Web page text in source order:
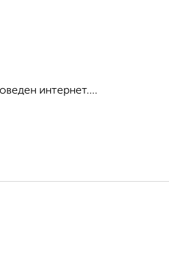
интернет....